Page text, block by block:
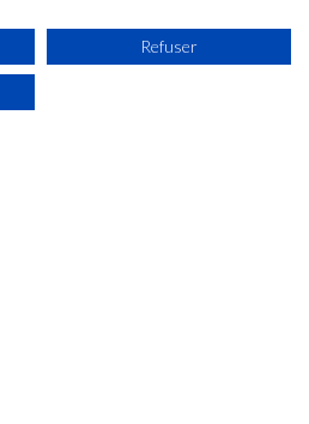
: 7h30 - 12h / 14h - 18h
- 12h / 14h - 17h
: fermé
Refuser